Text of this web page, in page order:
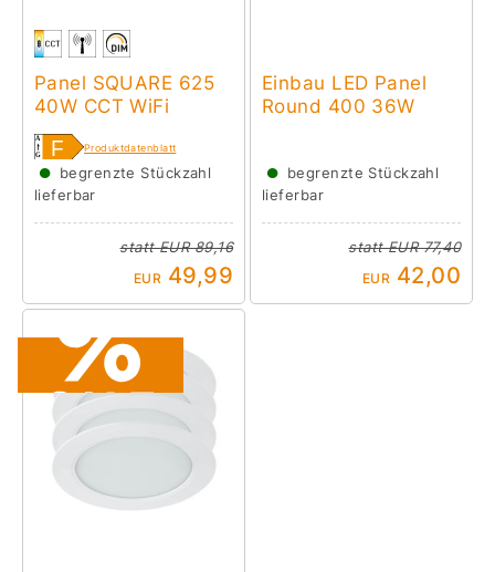
Panel SQUARE 625
40W CCT WiFi
Produktdatenblatt
● begrenzte Stückzahl
lieferbar
stattEUR 89,16
EUR 49,99
Einbau LED Panel
Round 400 36W
● begrenzte Stückzahl
lieferbar
stattEUR 77,40
EUR 42,00